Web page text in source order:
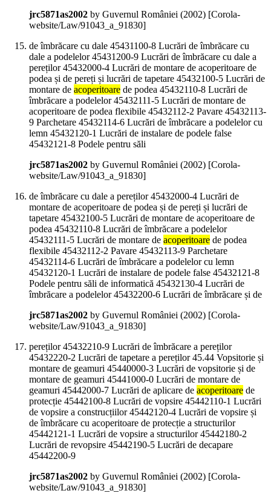
jrc5871as2002 by Guvernul României (2002) [Corola-
website/Law/91043_a_91830]
de îmbrăcare cu dale 45431100-8 Lucrări de îmbrăcare cu
dale a podelelor 45431200-9 Lucrări de îmbrăcare cu dale a
pereților 45432000-4 Lucrări de montare de acoperitoare de
podea și de pereți și lucrări de tapetare 45432100-5 Lucrări de
montare de acoperitoare de podea 45432110-8 Lucrări de
îmbrăcare a podelelor 45432111-5 Lucrări de montare de
acoperitoare de podea flexibile 45432112-2 Pavare 45432113-
9 Parchetare 45432114-6 Lucrări de îmbrăcare a podelelor cu
lemn 45432120-1 Lucrări de instalare de podele false
45432121-8 Podele pentru săli
jrc5871as2002 by Guvernul României (2002) [Corola-
website/Law/91043_a_91830]
de îmbrăcare cu dale a pereților 45432000-4 Lucrări de
montare de acoperitoare de podea și de pereți și lucrări de
tapetare 45432100-5 Lucrări de montare de acoperitoare de
podea 45432110-8 Lucrări de îmbrăcare a podelelor
45432111-5 Lucrări de montare de acoperitoare de podea
flexibile 45432112-2 Pavare 45432113-9 Parchetare
45432114-6 Lucrări de îmbrăcare a podelelor cu lemn
45432120-1 Lucrări de instalare de podele false 45432121-8
Podele pentru săli de informatică 45432130-4 Lucrări de
îmbrăcare a podelelor 45432200-6 Lucrări de îmbrăcare și de
jrc5871as2002 by Guvernul României (2002) [Corola-
website/Law/91043_a_91830]
pereților 45432210-9 Lucrări de îmbrăcare a pereților
45432220-2 Lucrări de tapetare a pereților 45.44 Vopsitorie și
montare de geamuri 45440000-3 Lucrări de vopsitorie și de
montare de geamuri 45441000-0 Lucrări de montare de
geamuri 45442000-7 Lucrări de aplicare de acoperitoare de
protecție 45442100-8 Lucrări de vopsire 45442110-1 Lucrări
de vopsire a construcțiilor 45442120-4 Lucrări de vopsire și
de îmbrăcare cu acoperitoare de protecție a structurilor
45442121-1 Lucrări de vopsire a structurilor 45442180-2
Lucrări de revopsire 45442190-5 Lucrări de decapare
45442200-9
jrc5871as2002 by Guvernul României (2002) [Corola-
website/Law/91043_a_91830]